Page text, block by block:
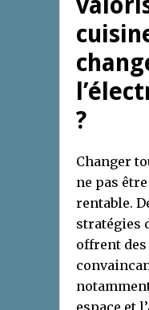
?
Changer
ne pas
rentable.
stratégies
offrent